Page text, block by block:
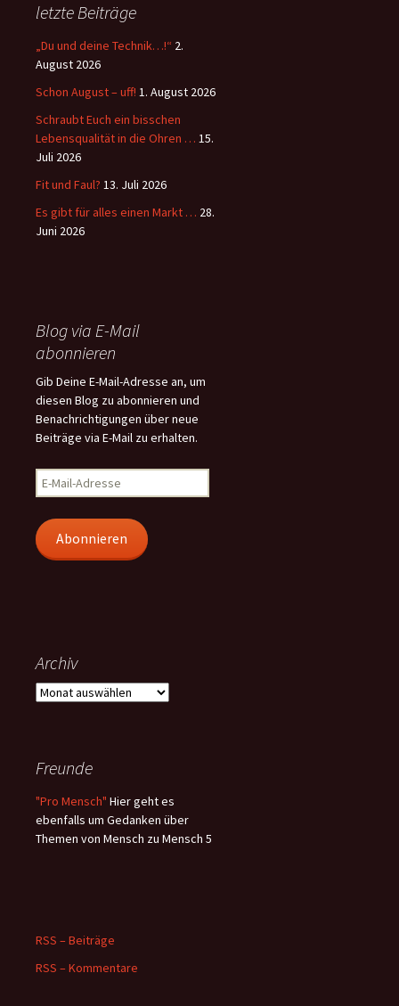
letzte Beiträge
„Du und deine Technik…!“ 2.
August 2026
Schon August – uff! 1. August 2026
Schraubt Euch ein bisschen
Lebensqualität in die Ohren … 15.
Juli 2026
Fit und Faul? 13. Juli 2026
Es gibt für alles einen Markt … 28.
Juni 2026
Blog via E-Mail
abonnieren
Gib Deine E-Mail-Adresse an, um
diesen Blog zu abonnieren und
Benachrichtigungen über neue
Beiträge via E-Mail zu erhalten.
E-
Mail-
Abonnieren
Archiv
Archiv
Freunde
"Pro Mensch" Hier geht es
ebenfalls um Gedanken über
Themen von Mensch zu Mensch 5
RSS – Beiträge
RSS – Kommentare